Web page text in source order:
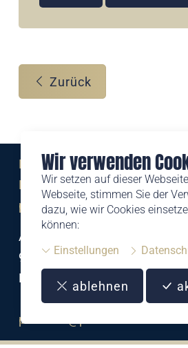
Wir verwenden
Wir setzen auf dieser
Webseite, stimmen Sie der
dazu, wie wir Cookies
können:
Einstellungen
ablehnen
Zurück
Eine Marke der
Liechtensteinischen Post AG
post.li
Alte Zollstrasse 11
9494 Schaan
Liechtenstein
T +423 399 44 66
philatelie@post.li